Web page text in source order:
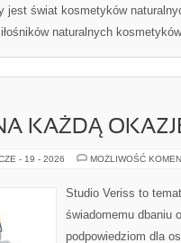
jest świat kosmetyków
naturalnych
KAŻDĄ
- 19 - 2026 MOŻLIWOŚĆ
Studio Veriss to
świadomemu dbaniu
podpowiedziom dla